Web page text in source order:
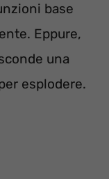
base
Eppure,
una
esplodere.